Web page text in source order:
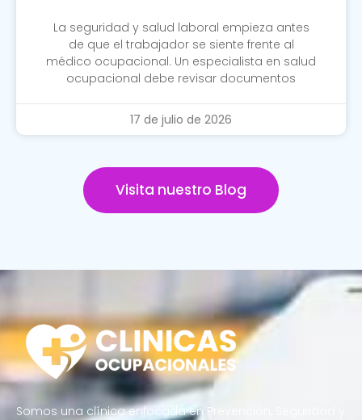
La seguridad y salud laboral empieza antes
de que el trabajador se siente frente al
médico ocupacional. Un especialista en salud
ocupacional debe revisar documentos
17 de julio de 2026
Visita nuestro Blog
Somos una clínica enfocada en Prevención, Seguridad y